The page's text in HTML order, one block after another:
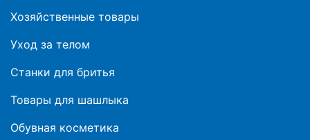
Хозяйственные товары
Уход за телом
Станки для бритья
Товары для шашлыка
Обувная косметика